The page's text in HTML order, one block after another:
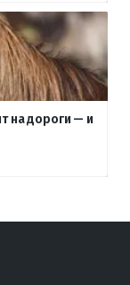
на дороги — и